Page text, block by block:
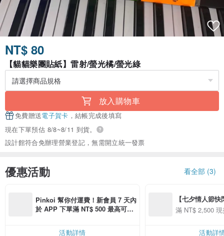
NT$ 80
【貓貓樂團貼紙】雷射/螢光橘/螢光綠
放入購物車
免費贈送電子賀卡 ，結帳完成後填寫
現在下單預估 8/8~8/11 到貨。
設計館符合免辦理營業登記，無需開立統一發票
優惠活動 看全部 (3)
Pinkoi 幫你付運費！新會員 7 天內
於 APP 下單滿 NT$ 500 最高可折
活動詳情
【七夕情人節
用 APP 購買任
滿 NT$ 2,500
活動詳